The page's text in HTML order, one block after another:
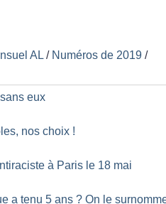
AL / Numéros de 2019 /
eux
nos choix !
à Paris le 18 mai
a tenu 5 ans ? On le